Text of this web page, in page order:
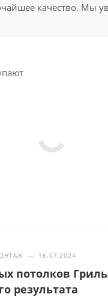
качество. Мы
— 16.07.2024
потолков
результата